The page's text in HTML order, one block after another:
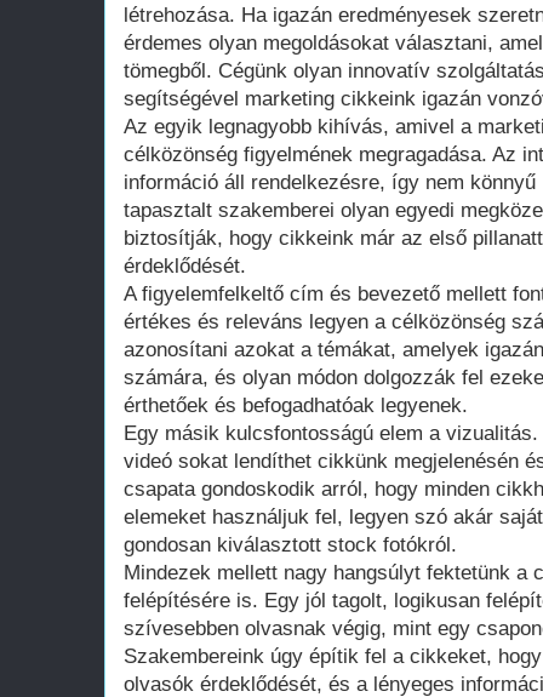
létrehozása. Ha igazán eredményesek
érdemes olyan megoldásokat választani,
tömegből. Cégünk olyan innovatív
segítségével marketing cikkeink igazán
Az egyik legnagyobb kihívás, amivel a
célközönség figyelmének megragadása. Az
információ áll rendelkezésre, így nem
tapasztalt szakemberei olyan egyedi
biztosítják, hogy cikkeink már az első
érdeklődését.
A figyelemfelkeltő cím és bevezető mellett
értékes és releváns legyen a célközönség
azonosítani azokat a témákat, amelyek
számára, és olyan módon dolgozzák fel
érthetőek és befogadhatóak legyenek.
Egy másik kulcsfontosságú elem a
videó sokat lendíthet cikkünk megjelenésén
csapata gondoskodik arról, hogy minden
elemeket használjuk fel, legyen szó akár
gondosan kiválasztott stock fotókról.
Mindezek mellett nagy hangsúlyt fektetünk a
felépítésére is. Egy jól tagolt, logikusan
szívesebben olvasnak végig, mint egy
Szakembereink úgy építik fel a cikkeket,
olvasók érdeklődését, és a lényeges